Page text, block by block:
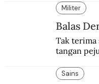
Militer
Balas
Tak terima
tangan
pembalasan.
Sains